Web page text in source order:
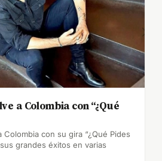
a Colombia con “¿Qué
con su gira “¿Qué Pides
grandes éxitos en varias